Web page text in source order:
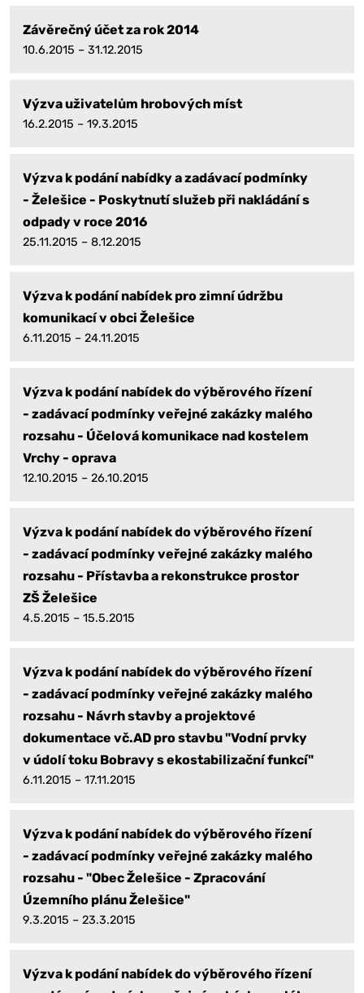
Závěrečný účet za rok 2014
10.6.2015 – 31.12.2015
Výzva uživatelům hrobových míst
16.2.2015 – 19.3.2015
Výzva k podání nabídky a zadávací podmínky
- Želešice - Poskytnutí služeb při nakládání s
odpady v roce 2016
25.11.2015 – 8.12.2015
Výzva k podání nabídek pro zimní údržbu
komunikací v obci Želešice
6.11.2015 – 24.11.2015
Výzva k podání nabídek do výběrového řízení
- zadávací podmínky veřejné zakázky malého
rozsahu - Účelová komunikace nad kostelem
Vrchy - oprava
12.10.2015 – 26.10.2015
Výzva k podání nabídek do výběrového řízení
- zadávací podmínky veřejné zakázky malého
rozsahu - Přístavba a rekonstrukce prostor
ZŠ Želešice
4.5.2015 – 15.5.2015
Výzva k podání nabídek do výběrového řízení
- zadávací podmínky veřejné zakázky malého
rozsahu - Návrh stavby a projektové
dokumentace vč.AD pro stavbu "Vodní prvky
v údolí toku Bobravy s ekostabilizační funkcí"
6.11.2015 – 17.11.2015
Výzva k podání nabídek do výběrového řízení
- zadávací podmínky veřejné zakázky malého
rozsahu - "Obec Želešice - Zpracování
Územního plánu Želešice"
9.3.2015 – 23.3.2015
Výzva k podání nabídek do výběrového řízení